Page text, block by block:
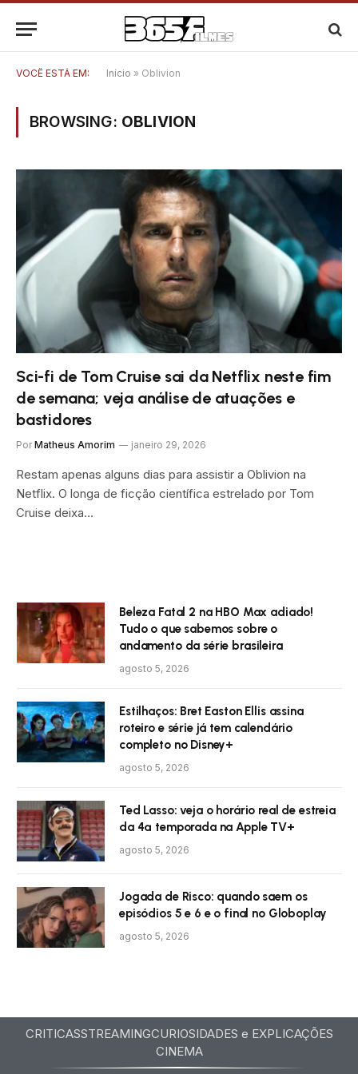
VOCÊ ESTÁ EM: Início » Oblivion
BROWSING: OBLIVION
Sci-fi de Tom Cruise sai da Netflix neste fim
de semana; veja análise de atuações e
bastidores
Por Matheus Amorim janeiro 29, 2026
Restam apenas alguns dias para assistir a Oblivion na
Netflix. O longa de ficção científica estrelado por Tom
Cruise deixa…
Beleza Fatal 2 na HBO Max adiado!
Tudo o que sabemos sobre o
andamento da série brasileira
agosto 5, 2026
Estilhaços: Bret Easton Ellis assina
roteiro e série já tem calendário
completo no Disney+
agosto 5, 2026
Ted Lasso: veja o horário real de estreia
da 4ª temporada na Apple TV+
agosto 5, 2026
Jogada de Risco: quando saem os
episódios 5 e 6 e o final no Globoplay
agosto 5, 2026
CRITICASSTREAMINGCURIOSIDADES e EXPLICAÇÕES
CINEMA